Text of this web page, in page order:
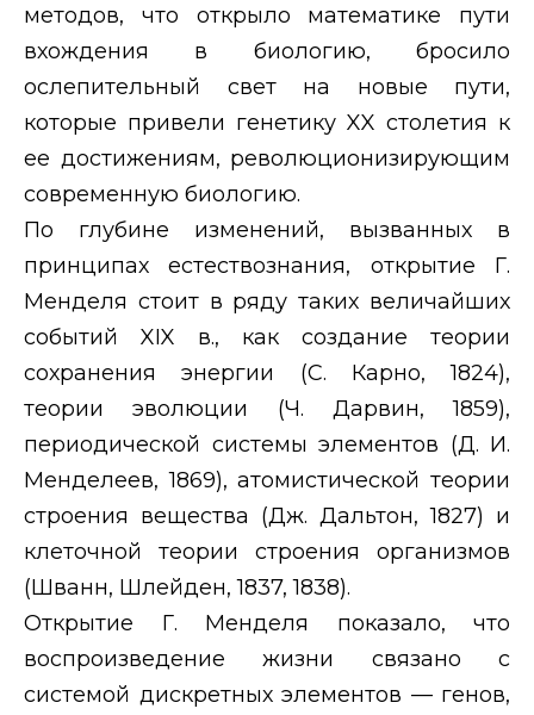
методов, что открыло математике пути
вхождения в биологию, бросило
ослепительный свет на новые пути,
которые привели генетику XX столетия к
ее достижениям, революционизирующим
современную биологию.
По глубине изменений, вызванных в
принципах естествознания, открытие Г.
Менделя стоит в ряду таких величайших
событий XIX в., как создание теории
сохранения энергии (С. Карно, 1824),
теории эволюции (Ч. Дарвин, 1859),
периодической системы элементов (Д. И.
Менделеев, 1869), атомистической теории
строения вещества (Дж. Дальтон, 1827) и
клеточной теории строения организмов
(Шванн, Шлейден, 1837, 1838).
Открытие Г. Менделя показало, что
воспроизведение жизни связано с
системой дискретных элементов — генов,